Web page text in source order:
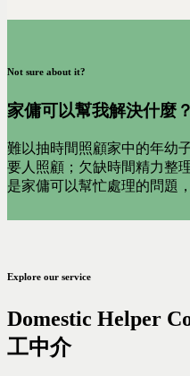
Not sure about it?
家傭可以幫我解決什麼？
難以抽時間照顧家中的年幼
要人照顧；欠缺時間精力整
是家傭可以幫忙處理的問題
Explore our service
Domestic Helper
工中介